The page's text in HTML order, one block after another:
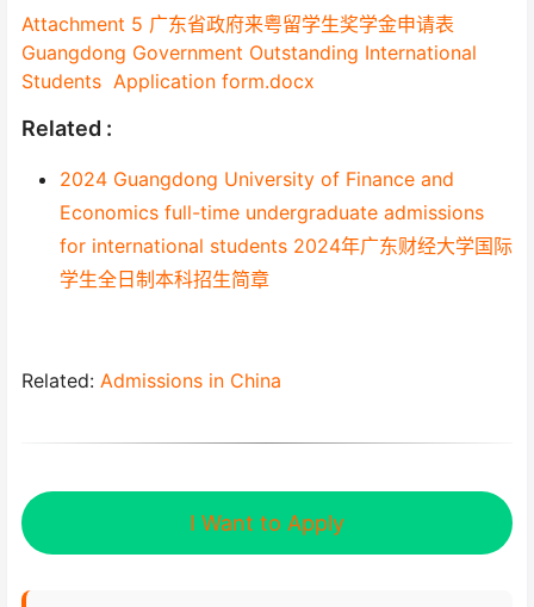
Attachment 5 广东省政府来粤留学生奖学金申请表
Guangdong Government Outstanding International
Students Application form.docx
Related :
2024 Guangdong University of Finance and
Economics full-time undergraduate admissions
for international students 2024年广东财经大学国际
学生全日制本科招生简章
Related: Admissions in China
I Want to Apply